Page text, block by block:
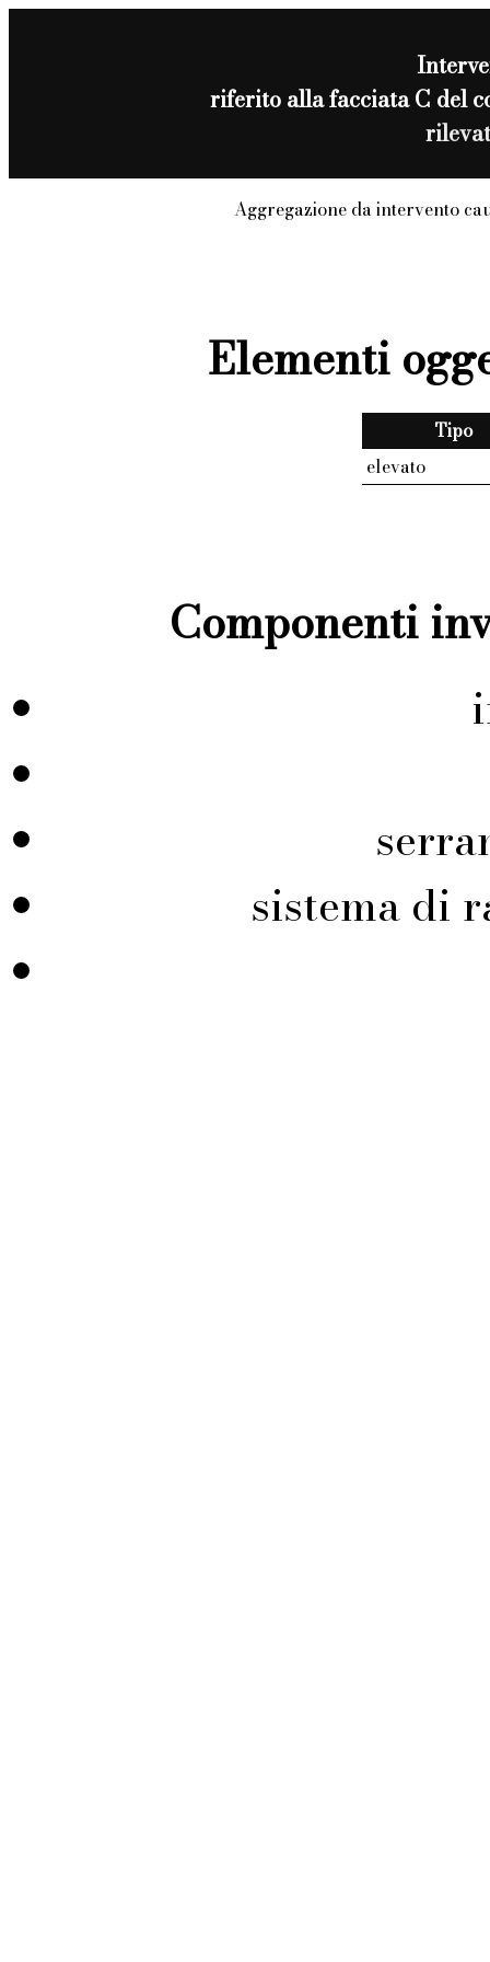
riferito alla facciata C del
Aggregazione da intervento
Elementi
Tipo
elevato
Componenti
sistema di